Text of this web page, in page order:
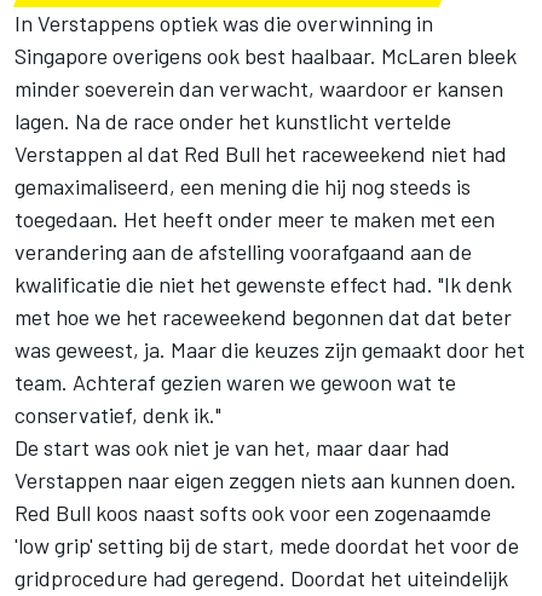
In Verstappens optiek was die overwinning in
Singapore overigens ook best haalbaar. McLaren bleek
minder soeverein dan verwacht, waardoor er kansen
lagen. Na de race onder het kunstlicht vertelde
Verstappen al dat Red Bull het raceweekend niet had
gemaximaliseerd, een mening die hij nog steeds is
toegedaan. Het heeft onder meer te maken met een
verandering aan de afstelling voorafgaand aan de
kwalificatie die niet het gewenste effect had. "Ik denk
met hoe we het raceweekend begonnen dat dat beter
was geweest, ja. Maar die keuzes zijn gemaakt door het
team. Achteraf gezien waren we gewoon wat te
conservatief, denk ik."
De start was ook niet je van het, maar daar had
Verstappen naar eigen zeggen niets aan kunnen doen.
Red Bull koos naast softs ook voor een zogenaamde
'low grip' setting bij de start, mede doordat het voor de
gridprocedure had geregend. Doordat het uiteindelijk